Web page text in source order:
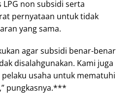
non subsidi serta
pernyataan untuk tidak
yang sama.
agar subsidi benar-benar
disalahgunakan. Kami juga
usaha untuk mematuhi
pungkasnya.***